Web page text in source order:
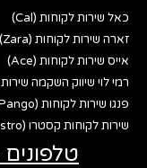
כאל שירות לקוחות (Cal)
זארה שירות לקוחות (Zara)
אייס שירות לקוחות (Ace)
רמי לוי שיווק השקמה שירות
פנגו שירות לקוחות (Pango)
שירות לקוחות קסטרו (Castro)
טלפונים